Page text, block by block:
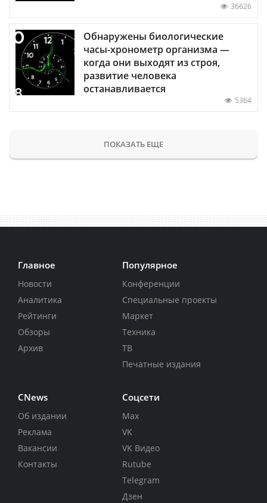
36626
Обнаружены биологические
часы-хронометр организма —
когда они выходят из строя,
развитие человека
останавливается
5364
ПОКАЗАТЬ ЕЩЕ
Главное
Новости
Аналитика
Рейтинги
Обзоры
Архив
Популярное
Конференции
Специальные проекты
Маркет
Техника
ТВ
Печатные издания
CNews
Об издании
Реклама
Вакансии
Контакты
Соцсети
Max
VK
VK Видео
Rutube
Telegram
Дзен